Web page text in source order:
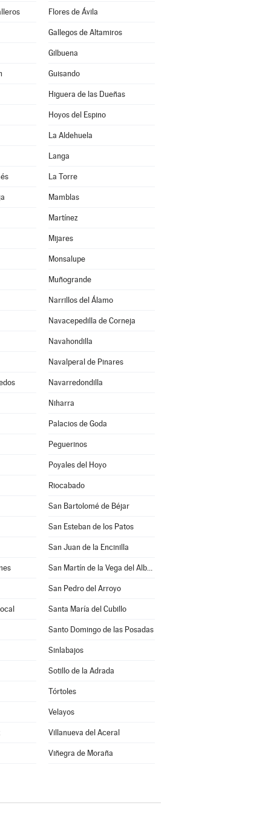
Flores de Ávila
Gallegos de Altamiros
Gilbuena
Guisando
Higuera de las Dueñas
Hoyos del Espino
La Aldehuela
Langa
La Torre
Mamblas
Martínez
Mijares
Monsalupe
Muñogrande
Narrillos del Álamo
Navacepedilla de Corneja
Navahondilla
Navalperal de Pinares
Navarredondilla
Niharra
Palacios de Goda
Peguerinos
Poyales del Hoyo
Riocabado
San Bartolomé de Béjar
San Esteban de los Patos
San Juan de la Encinilla
San Martín de la Vega del Alberche
San Pedro del Arroyo
Santa María del Cubillo
Santo Domingo de las Posadas
Sinlabajos
Sotillo de la Adrada
Tórtoles
Velayos
Villanueva del Aceral
Viñegra de Moraña